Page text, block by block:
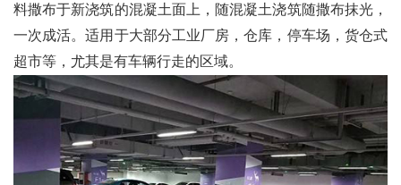
料撒布于新浇筑的混凝土面上，随混凝土浇筑随撒布抹光，
一次成活。适用于大部分工业厂房，仓库，停车场，货仓式
超市等，尤其是有车辆行走的区域。